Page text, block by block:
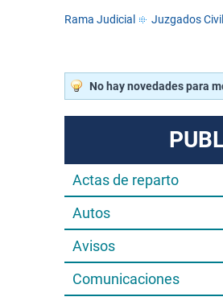
Rama Judicial Juzgados
No hay novedades para
Actas de reparto
Autos
Avisos
Comunicaciones